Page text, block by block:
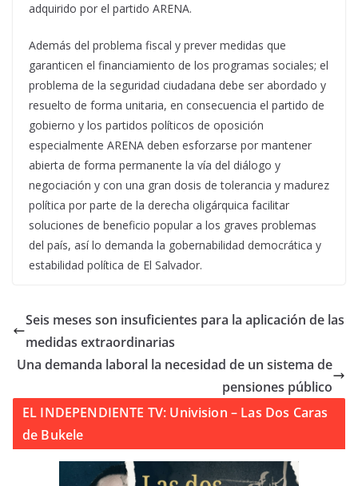
adquirido por el partido ARENA.
Además del problema fiscal y prever medidas que
garanticen el financiamiento de los programas sociales; el
problema de la seguridad ciudadana debe ser abordado y
resuelto de forma unitaria, en consecuencia el partido de
gobierno y los partidos políticos de oposición
especialmente ARENA deben esforzarse por mantener
abierta de forma permanente la vía del diálogo y
negociación y con una gran dosis de tolerancia y madurez
política por parte de la derecha oligárquica facilitar
soluciones de beneficio popular a los graves problemas
del país, así lo demanda la gobernabilidad democrática y
estabilidad política de El Salvador.
Seis meses son insuficientes para la aplicación de las
medidas extraordinarias
Una demanda laboral la necesidad de un sistema de
pensiones público
EL INDEPENDIENTE TV: Univision – Las Dos Caras
de Bukele